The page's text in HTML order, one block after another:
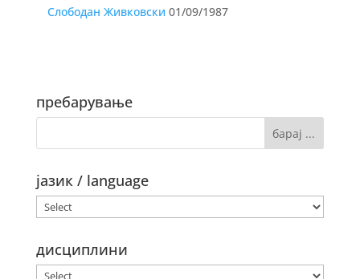
Слободан Живковски 01/09/1987
пребарување
јазик / language
дисциплини